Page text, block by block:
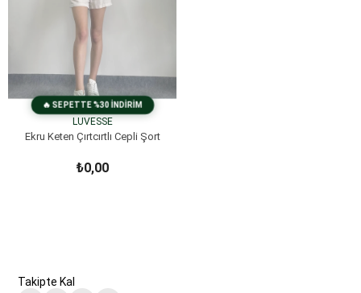
LUVESSE
Ekru Keten Çırtcırtlı Cepli Şort
₺0,00
Takipte Kal